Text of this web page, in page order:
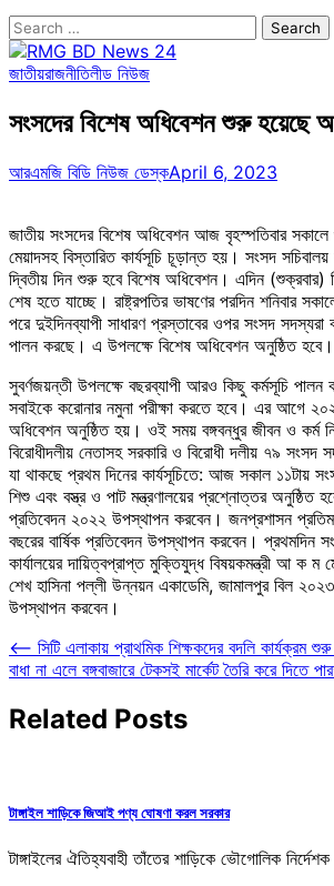
Search
for:
জাতীয়রাজনীতিলীড নিউজ
সংসদের বিশেষ অধিবেশন শুরু হয়েছে
আরএমজি বিডি নিউজ ডেস্কApril 6, 2023
জাতীয় সংসদের বিশেষ অধিবেশন আজ বৃহস্পতিবার
মেয়াদসহ বিস্তারিত কার্যসূচি চূড়ান্ত হয়। সংসদ
দ্বিতীয় দিন শুরু হবে বিশেষ অধিবেশন। এদিন (শুক্রবার)
শেষ হতে যাচ্ছে। রাষ্ট্রপতির ভাষণের পরদিন শনিবার
পরে দুইদিনব্যাপী সাধারণ প্রস্তাবের ওপর সংসদ
পালন করছে। এ উপলক্ষে বিশেষ অধিবেশন অনুষ্ঠিত হবে।
সুবর্ণজয়ন্তী উপলক্ষে বছরব্যাপী আরও কিছু কর্মসূচি পালন
সবাইকে করোনার নমুনা পরীক্ষা করতে হবে। এর আগে
অধিবেশন অনুষ্ঠিত হয়। ওই সময় বঙ্গবন্ধুর জীবন ও কর্ম
বিরোধীদলীয় নেতাসহ সরকারি ও বিরোধী দলীয় ৭৯
যা থাকছে প্রথম দিনের কার্যসূচিতে: আজ সকাল ১১টায়
শিশু এবং বস্ত্র ও পাট মন্ত্রণালয়ের প্রশ্নোত্তর অনুষ্ঠিত
প্রতিবেদন ২০২২ উপস্থাপন করবেন। জনপ্রশাসন
বছরের বার্ষিক প্রতিবেদন উপস্থাপন করবেন। প্রথমদিন
কার্যালয়ের দায়িত্বপ্রাপ্ত মুক্তিযুদ্ধ বিষয়কমন্ত্রী আ ক ম
শেখ হাসিনা পল্লী উন্নয়ন একাডেমি, জামালপুর বিল
উপস্থাপন করবেন।
Post
navigation
⟵ সিটি এলাকায় প্রাথমিক শিক্ষকদের বদলি কার্যক্রম
বাধা না এলে বঙ্গবাজারে টেকসই মার্কেট তৈরি করে দিতে
Related Posts
টাঙ্গাইল শাড়িকে জিআই পণ্য ঘোষণা করল সরকার
টাঙ্গাইলের ঐতিহ্যবাহী তাঁতের শাড়িকে ভৌগোলিক